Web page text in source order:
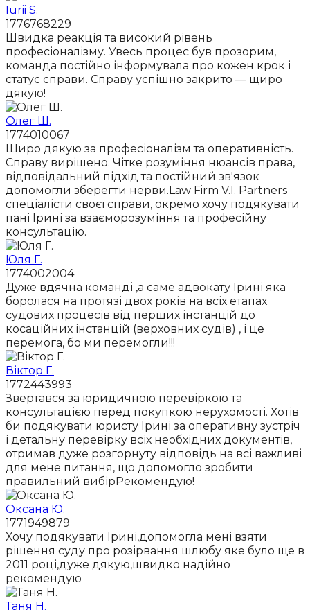
Iurii S.
1776768229
Швидка реакція та високий рівень
професіоналізму. Увесь процес був прозорим,
команда постійно інформувала про кожен крок і
статус справи. Справу успішно закрито — щиро
дякую!
Олег Ш.
1774010067
Щиро дякую за професіоналізм та оперативність.
Справу вирішено. Чітке розуміння нюансів права,
відповідальний підхід та постійний зв'язок
допомогли зберегти нерви.Law Firm V.I. Partners
спеціалісти своєї справи, окремо хочу подякувати
пані Ірині за взаєморозуміння та професійну
консультацію.
Юля Г.
1774002004
Дуже вдячна команді ,а саме адвокату Ірині яка
боролася на протязі двох років на всіх етапах
судових процесів від перших інстанцій до
косаційних інстанцій (верховних судів) , і це
перемога, бо ми перемогли!!!
Віктор Г.
1772443993
Звертався за юридичною перевіркою та
консультацією перед покупкою нерухомості. Хотів
би подякувати юристу Ірині за оперативну зустріч
і детальну перевірку всіх необхідних документів,
отримав дуже розгорнуту відповідь на всі важливі
для мене питання, що допомогло зробити
правильний вибірРекомендую!
Оксана Ю.
1771949879
Хочу подякувати Ірині,допомогла мені взяти
рішення суду про розірвання шлюбу яке було ще в
2011 році,дуже дякую,швидко надійно
рекомендую
Таня Н.